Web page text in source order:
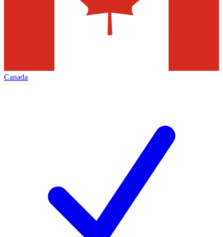
Canada